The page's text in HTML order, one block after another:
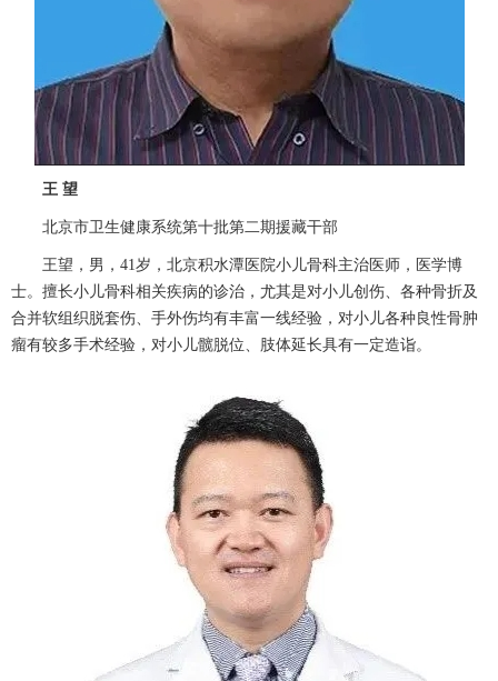
王 望
北京市卫生健康系统第十批第二期援藏干部
王望，男， 41岁，北京积水潭医院小儿骨科主治医师 ，医学博
士。擅长小儿骨科相关疾病的诊治，尤其是对小儿创伤、各种骨折及
合并软组织脱套伤、手外伤均有丰富一线经验，对小儿各种良性骨肿
瘤有较多手术经验，对小儿髋脱位、肢体延长具有一定造诣。